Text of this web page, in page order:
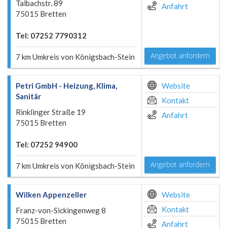
Talbachstr. 89
75015 Bretten
Tel: 07252 7790312
7 km Umkreis von Königsbach-Stein
Anfahrt
Angebot anfordern
Petri GmbH - Heizung, Klima,
Sanitär
Rinklinger Straße 19
75015 Bretten
Tel: 07252 94900
7 km Umkreis von Königsbach-Stein
Website
Kontakt
Anfahrt
Angebot anfordern
Wilken Appenzeller
Franz-von-Sickingenweg 8
75015 Bretten
Website
Kontakt
Anfahrt